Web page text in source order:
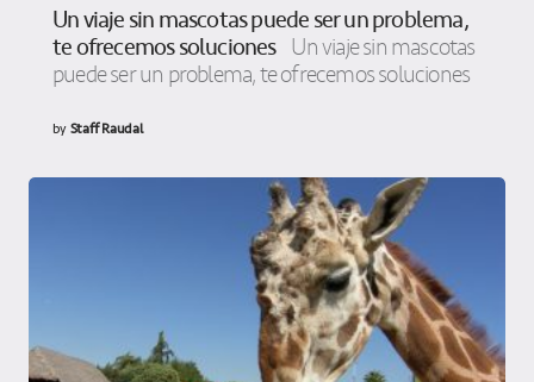
Un viaje sin mascotas puede ser un problema,
te ofrecemos soluciones Un viaje sin mascotas
puede ser un problema, te ofrecemos soluciones
byStaff Raudal